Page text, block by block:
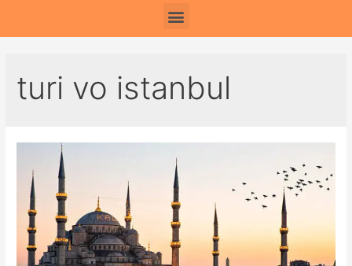
turi vo istanbul